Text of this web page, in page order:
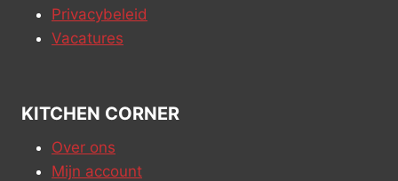
Privacybeleid
Vacatures
KITCHEN CORNER
Over ons
Mijn account